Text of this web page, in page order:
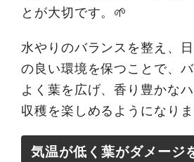
とが大切です。🌱
水やりのバランスを整え、
の良い環境を保つことで、
よく葉を広げ、香り豊かな
収穫を楽しめるようになり
気温が低く葉がダメージ